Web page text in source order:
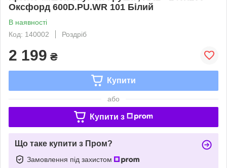
Оксфорд 600D.PU.WR 101 Білий
В наявності
Код: 140002
Роздріб
2 199 ₴
Купити
або
Купити з
Що таке купити з Пром?
Замовлення під захистом